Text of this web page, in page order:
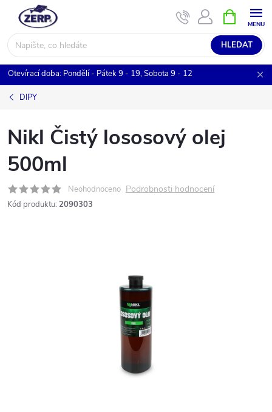
obsah
HLEDAT
NÁKUPNÍ
KOŠÍK
Otevírací doba: Pondělí - Pátek 9 - 19, Sobota 9 - 12
DIPY
Nikl Čistý lososový olej
500ml
Neohodnoceno Podrobnosti hodnocení
Kód produktu: 2090303